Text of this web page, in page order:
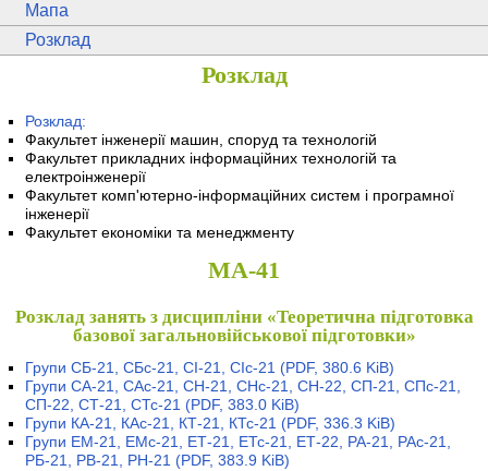
Мапа
Розклад
Розклад
Розклад:
Факультет інженерії машин, споруд та технологій
Факультет прикладних інформаційних технологій та
електроінженерії
Факультет комп'ютерно-інформаційних систем і програмної
інженерії
Факультет економіки та менеджменту
МА-41
Розклад занять з дисципліни «Теоретична підготовка
базової загальновійськової підготовки»
Групи СБ-21, СБс-21, СІ-21, СІс-21 (PDF, 380.6 KiB)
Групи СА-21, САс-21, СН-21, СНс-21, СН-22, СП-21, СПс-21,
СП-22, СТ-21, СТс-21 (PDF, 383.0 KiB)
Групи КА-21, КАс-21, КТ-21, КТс-21 (PDF, 336.3 KiB)
Групи ЕМ-21, ЕМс-21, ЕТ-21, ЕТс-21, ЕТ-22, РА-21, РАс-21,
РБ-21, РВ-21, РН-21 (PDF, 383.9 KiB)